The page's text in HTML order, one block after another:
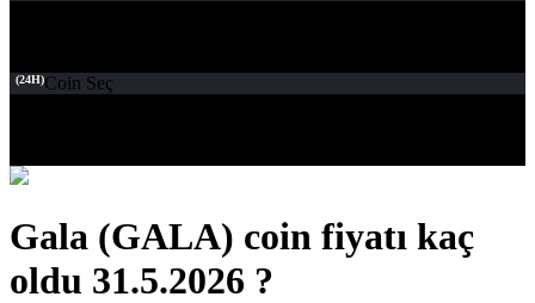
(24H)Coin Seç
Gala (GALA) coin fiyatı kaç
oldu 31.5.2026 ?